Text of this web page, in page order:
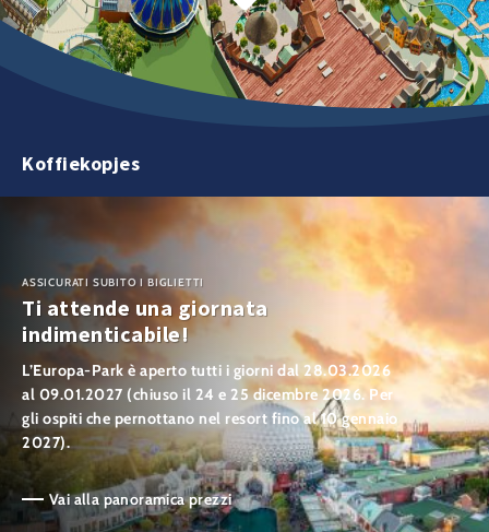
Koffiekopjes
ASSICURATI SUBITO I BIGLIETTI
Ti attende una giornata
indimenticabile!
L’Europa-Park è aperto tutti i giorni dal 28.03.2026
al 09.01.2027 (chiuso il 24 e 25 dicembre 2026. Per
gli ospiti che pernottano nel resort fino al 10 gennaio
2027).
Vai alla panoramica prezzi